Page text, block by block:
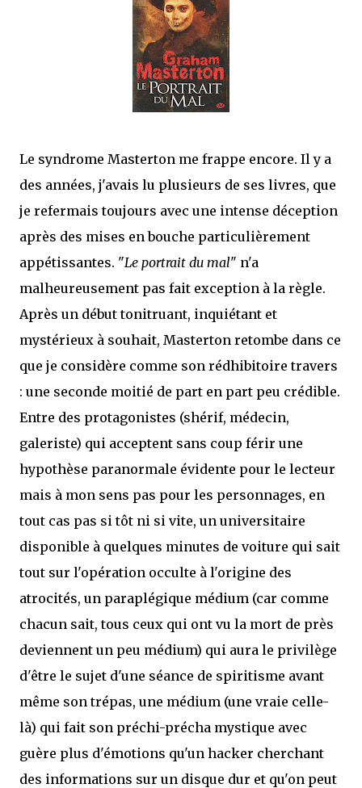
que Thomas connaissait et appréciait Olivier. Marlowe découvre une ville qu’il
ne connaissait pas, habitée par la méfiance, la peur et le rigorisme de la Ligue,
une ville pleine de mystères et de vieilles rancœurs. La Dame d...
Le syndrome Masterton me frappe encore. Il y a
des années, j'avais lu plusieurs de ses livres, que
je refermais toujours avec une intense déception
après des mises en bouche particulièrement
appétissantes. "Le portrait du mal" n'a
malheureusement pas fait exception à la règle.
Après un début tonitruant, inquiétant et
mystérieux à souhait, Masterton retombe dans ce
que je considère comme son rédhibitoire travers
: une seconde moitié de part en part peu crédible.
Entre des protagonistes (shérif, médecin,
galeriste) qui acceptent sans coup férir une
hypothèse paranormale évidente pour le lecteur
mais à mon sens pas pour les personnages, en
tout cas pas si tôt ni si vite, un universitaire
disponible à quelques minutes de voiture qui sait
tout sur l'opération occulte à l'origine des
atrocités, un paraplégique médium (car comme
chacun sait, tous ceux qui ont vu la mort de près
deviennent un peu médium) qui aura le privilège
d'être le sujet d'une séance de spiritisme avant
même son trépas, une médium (une vraie celle-
là) qui fait son préchi-précha mystique avec
guère plus d'émotions qu'un hacker cherchant
des informations sur un disque dur et qu'on peut